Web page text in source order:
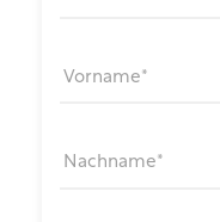
Vorname
Nachname